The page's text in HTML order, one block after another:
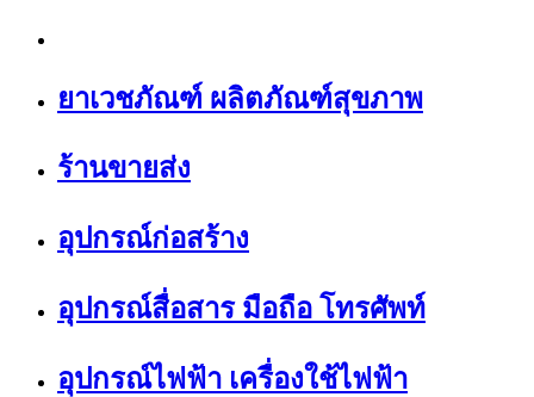
ยาเวชภัณฑ์ ผลิตภัณฑ์สุขภาพ
ร้านขายส่ง
อุปกรณ์ก่อสร้าง
อุปกรณ์สื่อสาร มือถือ โทรศัพท์
อุปกรณ์ไฟฟ้า เครื่องใช้ไฟฟ้า